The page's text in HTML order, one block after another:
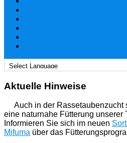
Aktuelle Hinweise
Auch in der Rassetaubenzucht
eine naturnahe Fütterung unserer
Informieren Sie sich im neuen
Mifuma über das